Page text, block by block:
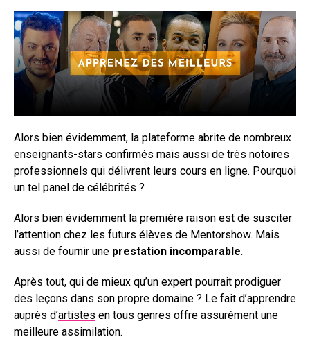
Alors bien évidemment, la plateforme abrite de nombreux
enseignants-stars confirmés mais aussi de très notoires
professionnels qui délivrent leurs cours en ligne. Pourquoi
un tel panel de célébrités ?
Alors bien évidemment la première raison est de susciter
l’attention chez les futurs élèves de Mentorshow. Mais
aussi de fournir une prestation incomparable.
Après tout, qui de mieux qu’un expert pourrait prodiguer
des leçons dans son propre domaine ? Le fait d’apprendre
auprès d’artistes en tous genres offre assurément une
meilleure assimilation.